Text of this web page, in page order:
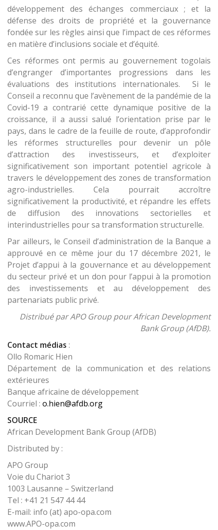
développement des échanges commerciaux ; et la
défense des droits de propriété et la gouvernance
fondée sur les règles ainsi que l’impact de ces réformes
en matière d’inclusions sociale et d’équité.
Ces réformes ont permis au gouvernement togolais
d’engranger d’importantes progressions dans les
évaluations des institutions internationales. Si le
Conseil a reconnu que l’avènement de la pandémie de la
Covid-19 a contrarié cette dynamique positive de la
croissance, il a aussi salué l’orientation prise par le
pays, dans le cadre de la feuille de route, d’approfondir
les réformes structurelles pour devenir un pôle
d’attraction des investisseurs, et d’exploiter
significativement son important potentiel agricole à
travers le développement des zones de transformation
agro-industrielles. Cela pourrait accroître
significativement la productivité, et répandre les effets
de diffusion des innovations sectorielles et
interindustrielles pour sa transformation structurelle.
Par ailleurs, le Conseil d’administration de la Banque a
approuvé en ce même jour du 17 décembre 2021, le
Projet d’appui à la gouvernance et au développement
du secteur privé et un don pour l’appui à la promotion
des investissements et au développement des
partenariats public privé.
Distribué par APO Group pour African Development
Bank Group (AfDB).
Contact médias :
Ollo Romaric Hien
Département de la communication et des relations
extérieures
Banque africaine de développement
Courriel : o.hien@afdb.org
SOURCE
African Development Bank Group (AfDB)
Distributed by :
APO Group
Voie du Chariot 3
1003 Lausanne – Switzerland
Tel : +41 21 547 44 44
E-mail: info (at) apo-opa.com
www.APO-opa.com